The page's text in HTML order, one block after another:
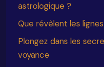
astrologique ?
Que révèlent les
Plongez dans les
voyance